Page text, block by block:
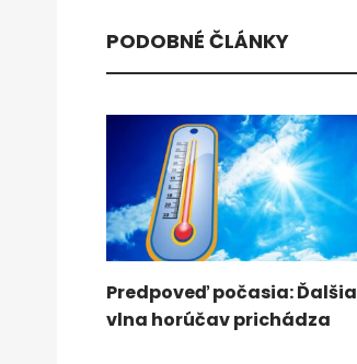
PODOBNÉ ČLÁNKY
Predpoveď počasia: Ďalšia
vlna horúčav prichádza